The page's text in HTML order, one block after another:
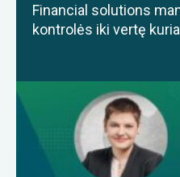
Financial solutions
kontrolės iki vertę